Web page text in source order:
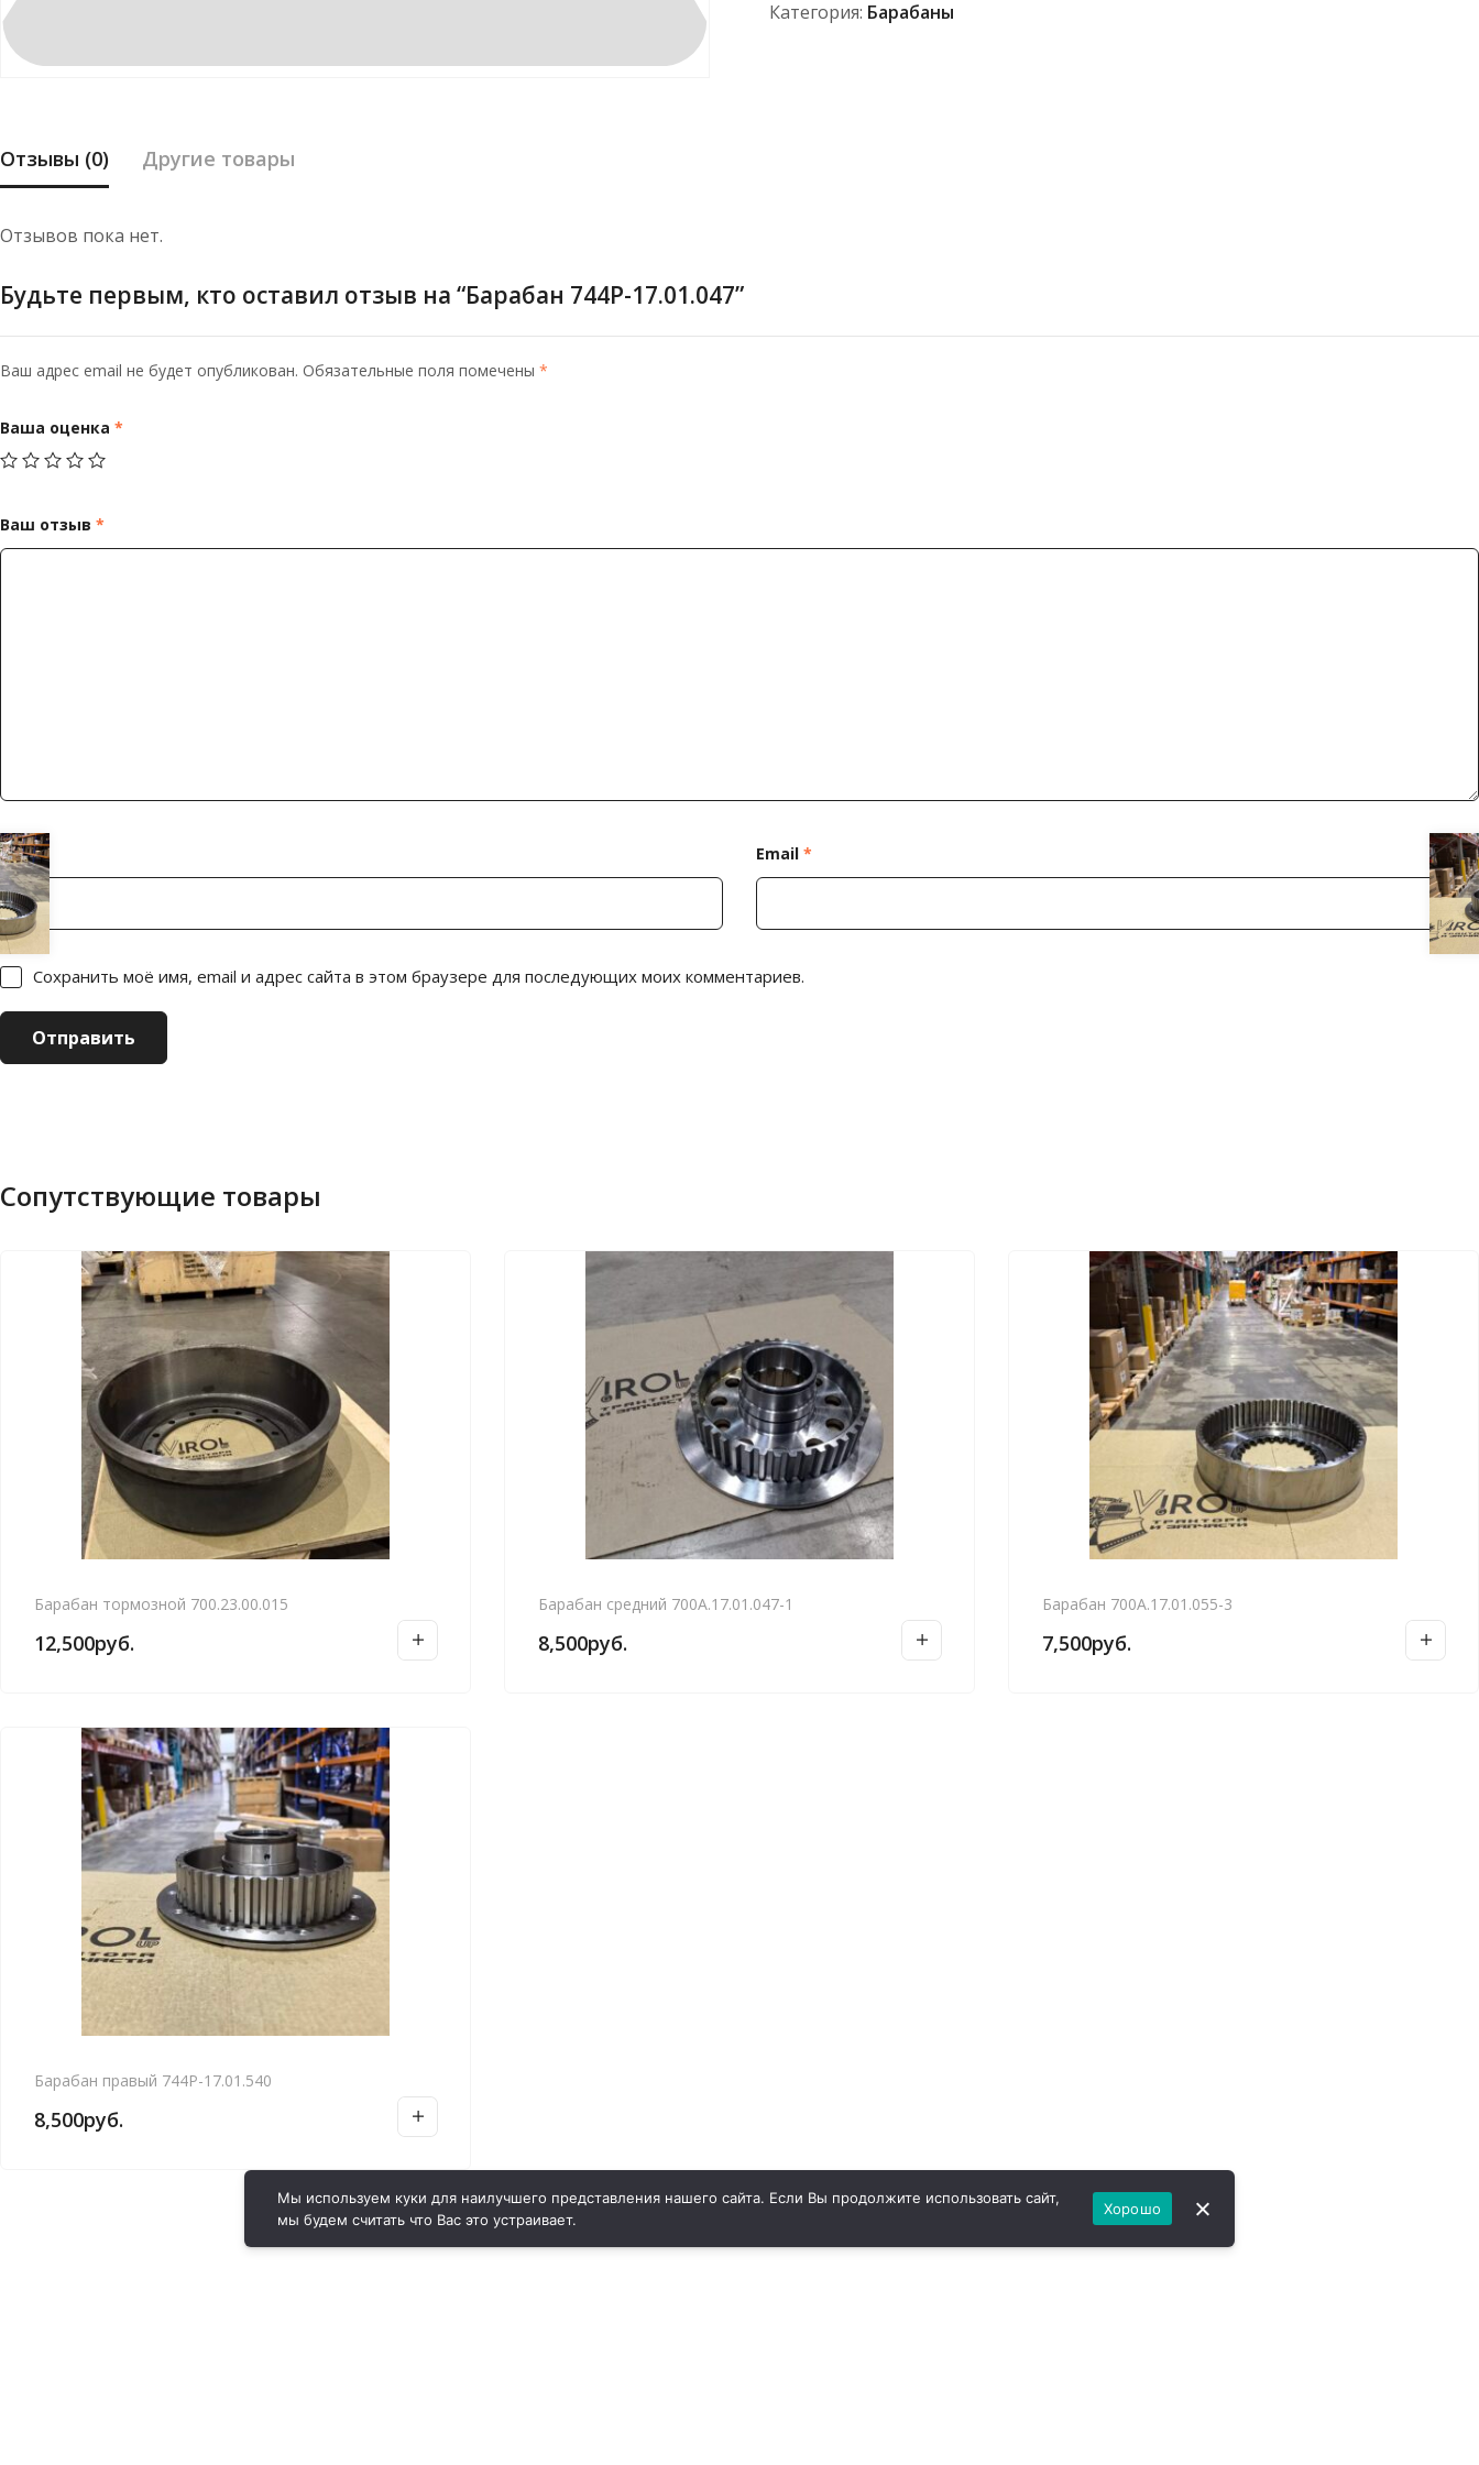
Категория: Барабаны
Отзывы (0) Другие товары
Отзывов пока нет.
Будьте первым, кто оставил отзыв на “Барабан 744Р-17.01.047”
Ваш адрес email не будет опубликован. Обязательные поля помечены *
Ваша оценка *
Ваш отзыв *
Имя* Email *
Сохранить моё имя, email и адрес сайта в этом браузере для последующих моих комментариев.
Сопутствующие товары
Барабан тормозной 700.23.00.015
12,500руб.
Барабан средний 700А.17.01.047-1
8,500руб.
Барабан 700А.17.01.055-3
7,500руб.
Барабан правый 744Р-17.01.540
8,500руб.
Мы используем куки для наилучшего представления нашего сайта. Если Вы продолжите использовать сайт,
мы будем считать что Вас это устраивает.
Хорошо